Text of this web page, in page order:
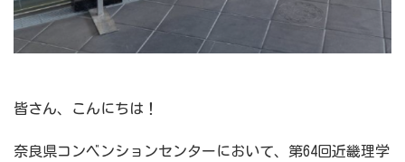
皆さん、こんにちは！
奈良県コンベンションセンターにおいて、第64回近畿理学